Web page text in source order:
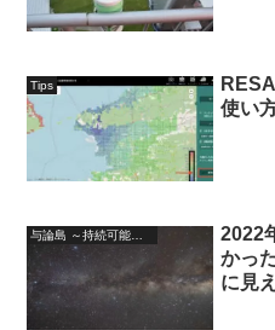
Tips
使い
2022
かっ
に見